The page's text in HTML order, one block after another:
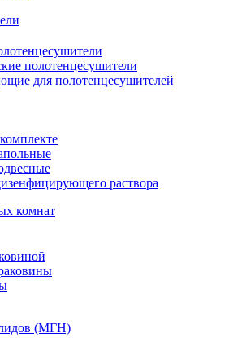
полотенцесушители
для полотенцесушителей
раствора
комнат
(МГН)